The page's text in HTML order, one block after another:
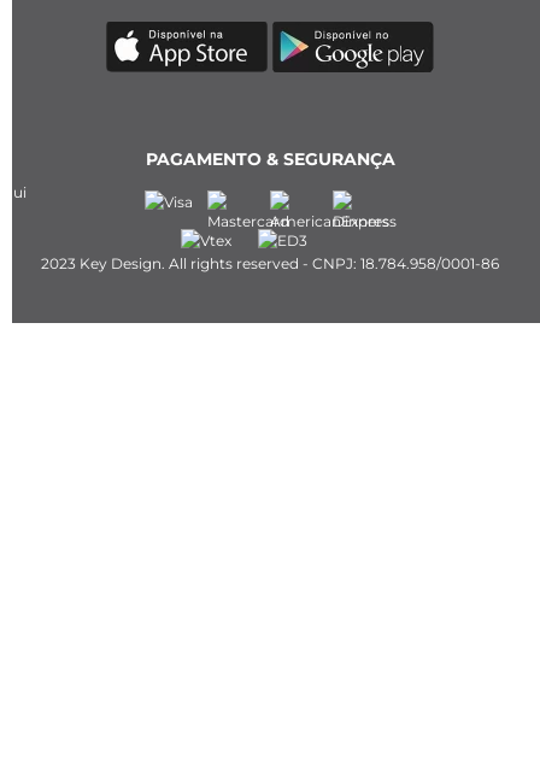
PAGAMENTO & SEGURANÇA
2023 Key Design. All rights reserved - CNPJ: 18.784.958/0001-86